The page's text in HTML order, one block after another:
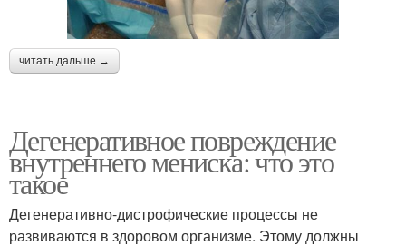
читать дальше →
Дегенеративное повреждение
внутреннего мениска: что это
такое
Дегенеративно-дистрофические процессы не
развиваются в здоровом организме. Этому должны